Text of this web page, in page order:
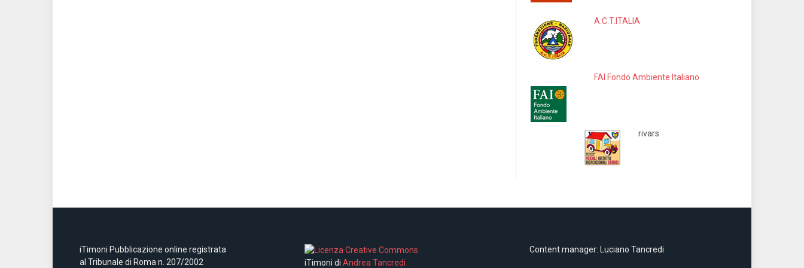
A.C.T.ITALIA
FAI Fondo Ambiente Italiano
rivars
iTimoni Pubblicazione online registrata
al Tribunale di Roma n. 207/2002
iTimoni di Andrea Tancredi
Content manager: Luciano Tancredi